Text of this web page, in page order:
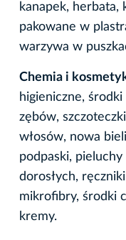
kanapek, herbata,
pakowane w
warzywa w
Chemia i
higieniczne,
zębów,
włosów, nowa
podpaski,
dorosłych,
mikrofibry, środki
kremy.